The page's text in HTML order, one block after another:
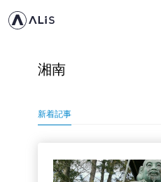
湘南
新着記事